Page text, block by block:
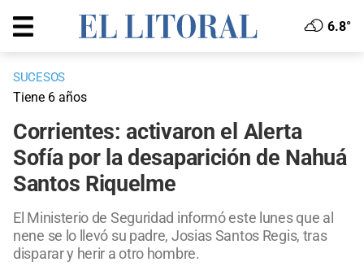
6.8°
SUCESOS
Tiene 6 años
Corrientes: activaron el Alerta
Sofía por la desaparición de Nahuá
Santos Riquelme
El Ministerio de Seguridad informó este lunes que al
nene se lo llevó su padre, Josias Santos Regis, tras
disparar y herir a otro hombre.